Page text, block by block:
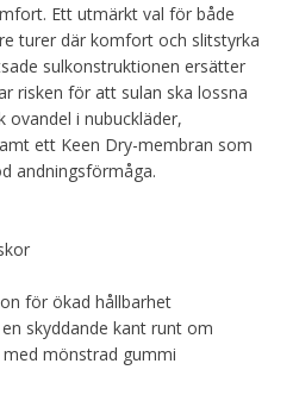
Ett utmärkt val för både
turer där komfort och slitstyrka
sulkonstruktionen ersätter
risken för att sulan ska lossna
ovandel i nubuckläder,
ett Keen Dry-membran som
andningsförmåga.
för ökad hållbarhet
skyddande kant runt om
mönstrad gummi